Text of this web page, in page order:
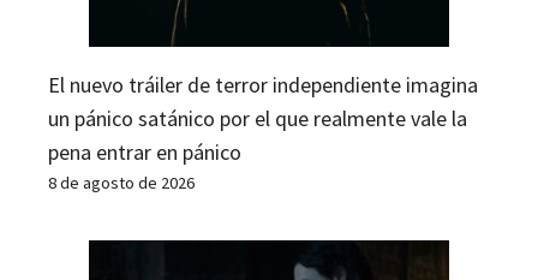
El nuevo tráiler de terror independiente imagina
un pánico satánico por el que realmente vale la
pena entrar en pánico
8 de agosto de 2026